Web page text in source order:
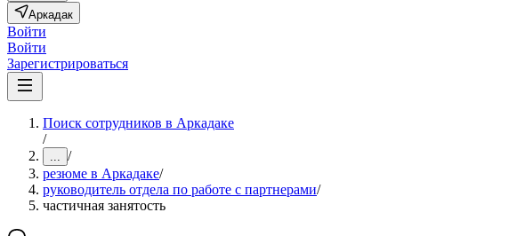
Аркадак
Войти
Войти
Зарегистрироваться
Поиск сотрудников в Аркадаке
/
... /
резюме в Аркадаке/
руководитель отдела по работе с партнерами/
частичная занятость